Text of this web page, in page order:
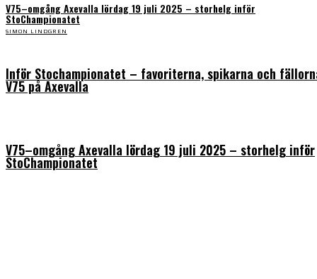
V75–omgång Axevalla lördag 19 juli 2025 – storhelg inför
StoChampionatet
SIMON LINDGREN
Inför Stochampionatet – favoriterna, spikarna och
V75 på Axevalla
V75–omgång Axevalla lördag 19 juli 2025 – storhelg inför
StoChampionatet